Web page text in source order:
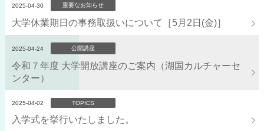
2025-04-30 重要なお知らせ
大学休業期日の事務取扱いについて［5月2日(金)］
2025-04-24 公開講座
令和７年度 大学開放講座のご案内（湖国カルチャーセ
ンター）
2025-04-02 TOPICS
入学式を挙行いたしました。